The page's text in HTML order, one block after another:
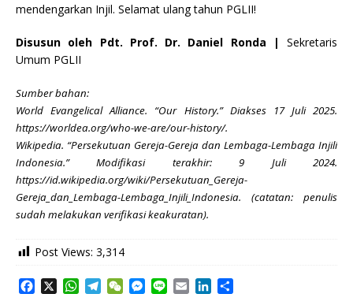
mendengarkan Injil. Selamat ulang tahun PGLII!
Disusun oleh Pdt. Prof. Dr. Daniel Ronda |
Sekretaris
Umum PGLII
Sumber bahan:
World Evangelical Alliance. “Our History.” Diakses 17 Juli 2025.
https://worldea.org/who-we-are/our-history/.
Wikipedia. “Persekutuan Gereja-Gereja dan Lembaga-Lembaga Injili
Indonesia.” Modifikasi terakhir: 9 Juli 2024.
https://id.wikipedia.org/wiki/Persekutuan_Gereja-
Gereja_dan_Lembaga-Lembaga_Injili_Indonesia. (catatan: penulis
sudah melakukan verifikasi keakuratan).
Post Views: 3,314
W
T
W
M